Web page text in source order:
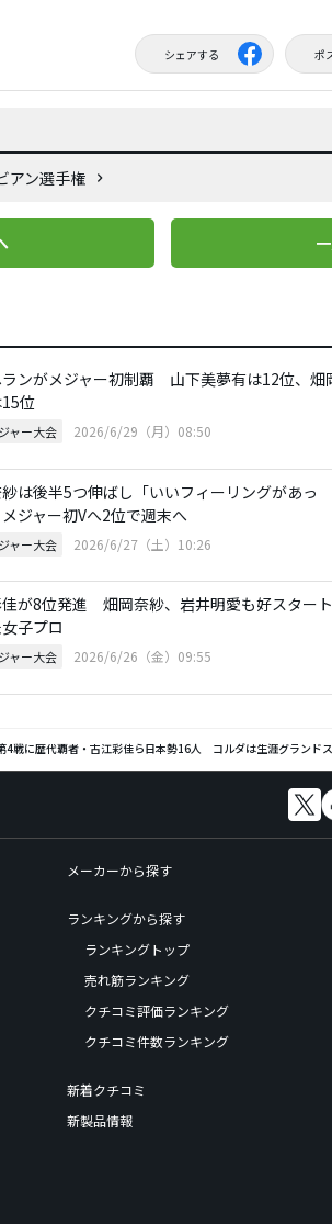
シェアする ポ
アン選手権
ンがメジャー初制覇 山下美夢有は12位、畑
位
ャー大会 2026/6/29（月）08:50
は後半5つ伸ばし「いいフィーリングがあっ
ジャー初Vへ2位で週末へ
ャー大会 2026/6/27（土）10:26
が8位発進 畑岡奈紗、岩井明愛も好スタート
子プロ
ャー大会 2026/6/26（金）09:55
4戦に歴代覇者・古江彩佳ら日本勢16人 コルダは生涯グランド
メーカーから探す
ランキングから探す
ランキングトップ
売れ筋ランキング
クチコミ評価ランキング
クチコミ件数ランキング
新着クチコミ
新製品情報